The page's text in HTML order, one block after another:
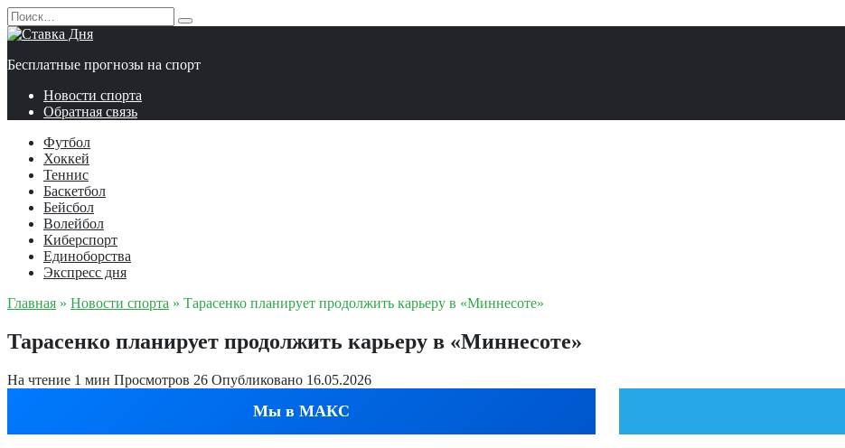
Перейти
к
содержанию
Search
for:
Бесплатные прогнозы на спорт
Новости спорта
Обратная связь
Футбол
Хоккей
Теннис
Баскетбол
Бейсбол
Волейбол
Киберспорт
Единоборства
Экспресс дня
Главная » Новости спорта » Тарасенко планирует продолжить карьеру в «Миннесоте»
Тарасенко планирует продолжить карьеру в «Миннесоте»
На чтение 1 мин Просмотров 26 Опубликовано 16.05.2026
Мы в МАКС